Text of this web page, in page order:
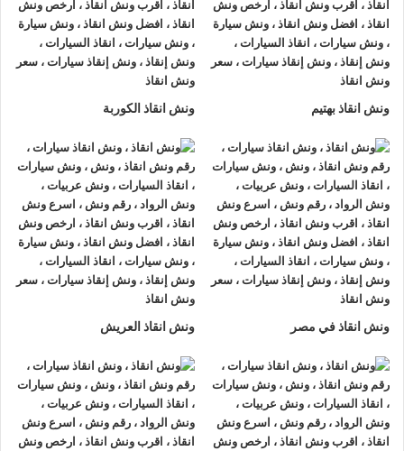
ونش انقاذ , ونش انقاذ سيارات
ونش انقاذ الجونة
ونش انقاذ الجونةنقدم خدمة المساعدة على الطريق بسرعة
وبأسعار معقولة ، وخدمةإنقاذ السياراتفي الجونة و على جميع
الطرق و لدينا فريق من السائقين الوناشين ذوي الخبرة والمدربين
لتزويدك بأفضل مساعدة على الطريق و تقديم خدمات الانقاذ
السريع.
ونش إنقاذ سياراتمن شركةالرواد لإنقاذ السياراتيقدم تجربة
فريدةلإنقاذ السيارات، تمتع بتجربةونش انقاذ سياراتمنونش
انقاذ الروادوأحصل على خصم 50% ، لدينا ونش انقاذمزود بأجهزة
تتبع GPS لأمانك وأمان سيارتك.
ونش انقاذ بهتيم ونش انقاذ الكوربة
ونش انقاذ في مصر ونش انقاذ العريش